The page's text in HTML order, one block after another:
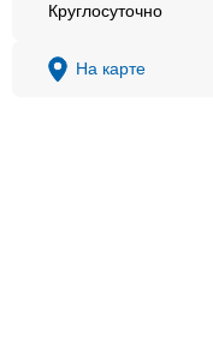
Круглосуточно
На карте